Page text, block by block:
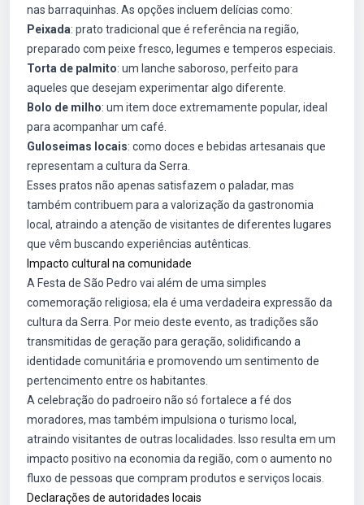
nas barraquinhas. As opções incluem delícias como:
Peixada: prato tradicional que é referência na região,
preparado com peixe fresco, legumes e temperos especiais.
Torta de palmito: um lanche saboroso, perfeito para
aqueles que desejam experimentar algo diferente.
Bolo de milho: um item doce extremamente popular, ideal
para acompanhar um café.
Guloseimas locais: como doces e bebidas artesanais que
representam a cultura da Serra.
Esses pratos não apenas satisfazem o paladar, mas
também contribuem para a valorização da gastronomia
local, atraindo a atenção de visitantes de diferentes lugares
que vêm buscando experiências autênticas.
Impacto cultural na comunidade
A Festa de São Pedro vai além de uma simples
comemoração religiosa; ela é uma verdadeira expressão da
cultura da Serra. Por meio deste evento, as tradições são
transmitidas de geração para geração, solidificando a
identidade comunitária e promovendo um sentimento de
pertencimento entre os habitantes.
A celebração do padroeiro não só fortalece a fé dos
moradores, mas também impulsiona o turismo local,
atraindo visitantes de outras localidades. Isso resulta em um
impacto positivo na economia da região, com o aumento no
fluxo de pessoas que compram produtos e serviços locais.
Declarações de autoridades locais